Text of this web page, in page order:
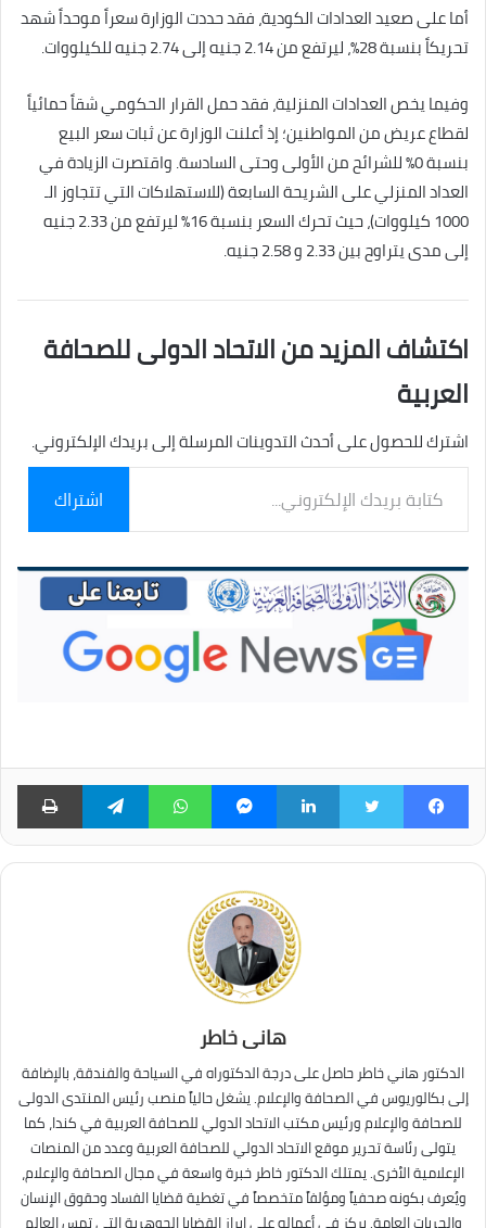
أما على صعيد العدادات الكودية، فقد حددت الوزارة سعراً موحداً شهد
تحريكاً بنسبة 28%، ليرتفع من 2.14 جنيه إلى 2.74 جنيه للكيلووات.
وفيما يخص العدادات المنزلية، فقد حمل القرار الحكومي شقاً حمائياً
لقطاع عريض من المواطنين؛ إذ أعلنت الوزارة عن ثبات سعر البيع
بنسبة 0% للشرائح من الأولى وحتى السادسة. واقتصرت الزيادة في
العداد المنزلي على الشريحة السابعة (للاستهلاكات التي تتجاوز الـ
1000 كيلووات)، حيث تحرك السعر بنسبة 16% ليرتفع من 2.33 جنيه
إلى مدى يتراوح بين 2.33 و 2.58 جنيه.
اكتشاف المزيد من الاتحاد الدولى للصحافة
العربية
اشترك للحصول على أحدث التدوينات المرسلة إلى بريدك الإلكتروني.
بريدك
الإلكتروني...
اشتراك
فيسبوك لينكدإن ماسنجر واتساب تيلقرام
هانى خاطر
الدكتور هاني خاطر حاصل على درجة الدكتوراه في السياحة والفندقة، بالإضافة
إلى بكالوريوس في الصحافة والإعلام. يشغل حالياً منصب رئيس المنتدى الدولى
للصحافة والإعلام ورئيس مكتب الاتحاد الدولي للصحافة العربية في كندا، كما
يتولى رئاسة تحرير موقع الاتحاد الدولي للصحافة العربية وعدد من المنصات
الإعلامية الأخرى. يمتلك الدكتور خاطر خبرة واسعة في مجال الصحافة والإعلام،
ويُعرف بكونه صحفياً ومؤلفاً متخصصاً في تغطية قضايا الفساد وحقوق الإنسان
والحريات العامة. يركز في أعماله على إبراز القضايا الجوهرية التي تمس العالم